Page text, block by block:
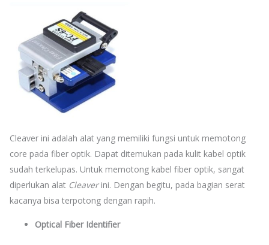
Cleaver ini adalah alat yang memiliki fungsi untuk memotong
core pada fiber optik. Dapat ditemukan pada kulit kabel optik
sudah terkelupas. Untuk memotong kabel fiber optik, sangat
diperlukan alat Cleaverini. Dengan begitu, pada bagian serat
kacanya bisa terpotong dengan rapih.
Optical Fiber Identifier